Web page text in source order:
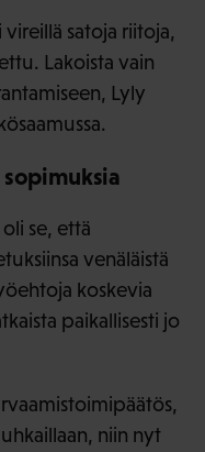
satoja riitoja,
Lakoista vain
Lyly
se, että
venäläistä
koskevia
paikallisesti jo
niin nyt